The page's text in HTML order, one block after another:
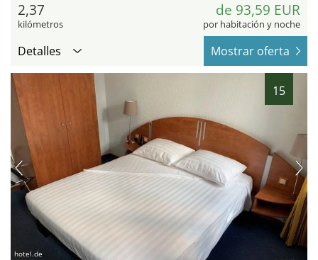
2,37
kilómetros
de 93,59 EUR
por habitación y noche
Detalles Mostrar oferta
15
hotel.de